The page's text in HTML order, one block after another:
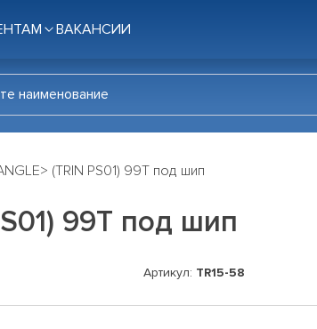
ВАКАНСИИ
(TRIN PS01) 99T под шип
99T под шип
Артикул: TR15-58